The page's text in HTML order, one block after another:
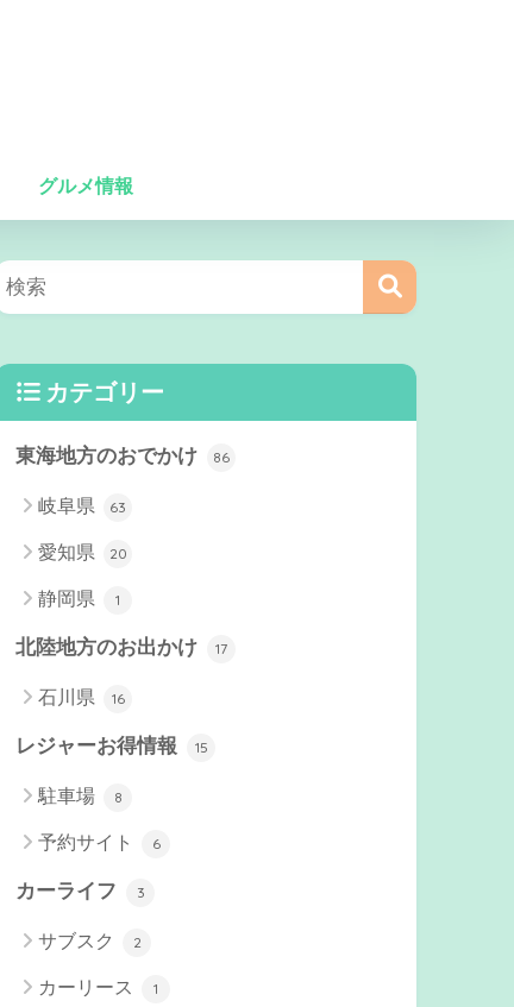
グルメ情報
カテゴリー
東海地方のおでかけ 86
岐阜県 63
愛知県 20
静岡県 1
北陸地方のお出かけ 17
石川県 16
レジャーお得情報 15
駐車場 8
予約サイト 6
カーライフ 3
サブスク 2
カーリース 1